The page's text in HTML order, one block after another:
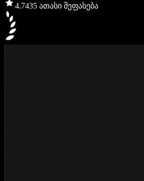
4.7435 ათასი შეფასება